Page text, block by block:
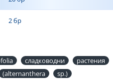
2 бр
сладководни
растения
(alternanthera
sp.)